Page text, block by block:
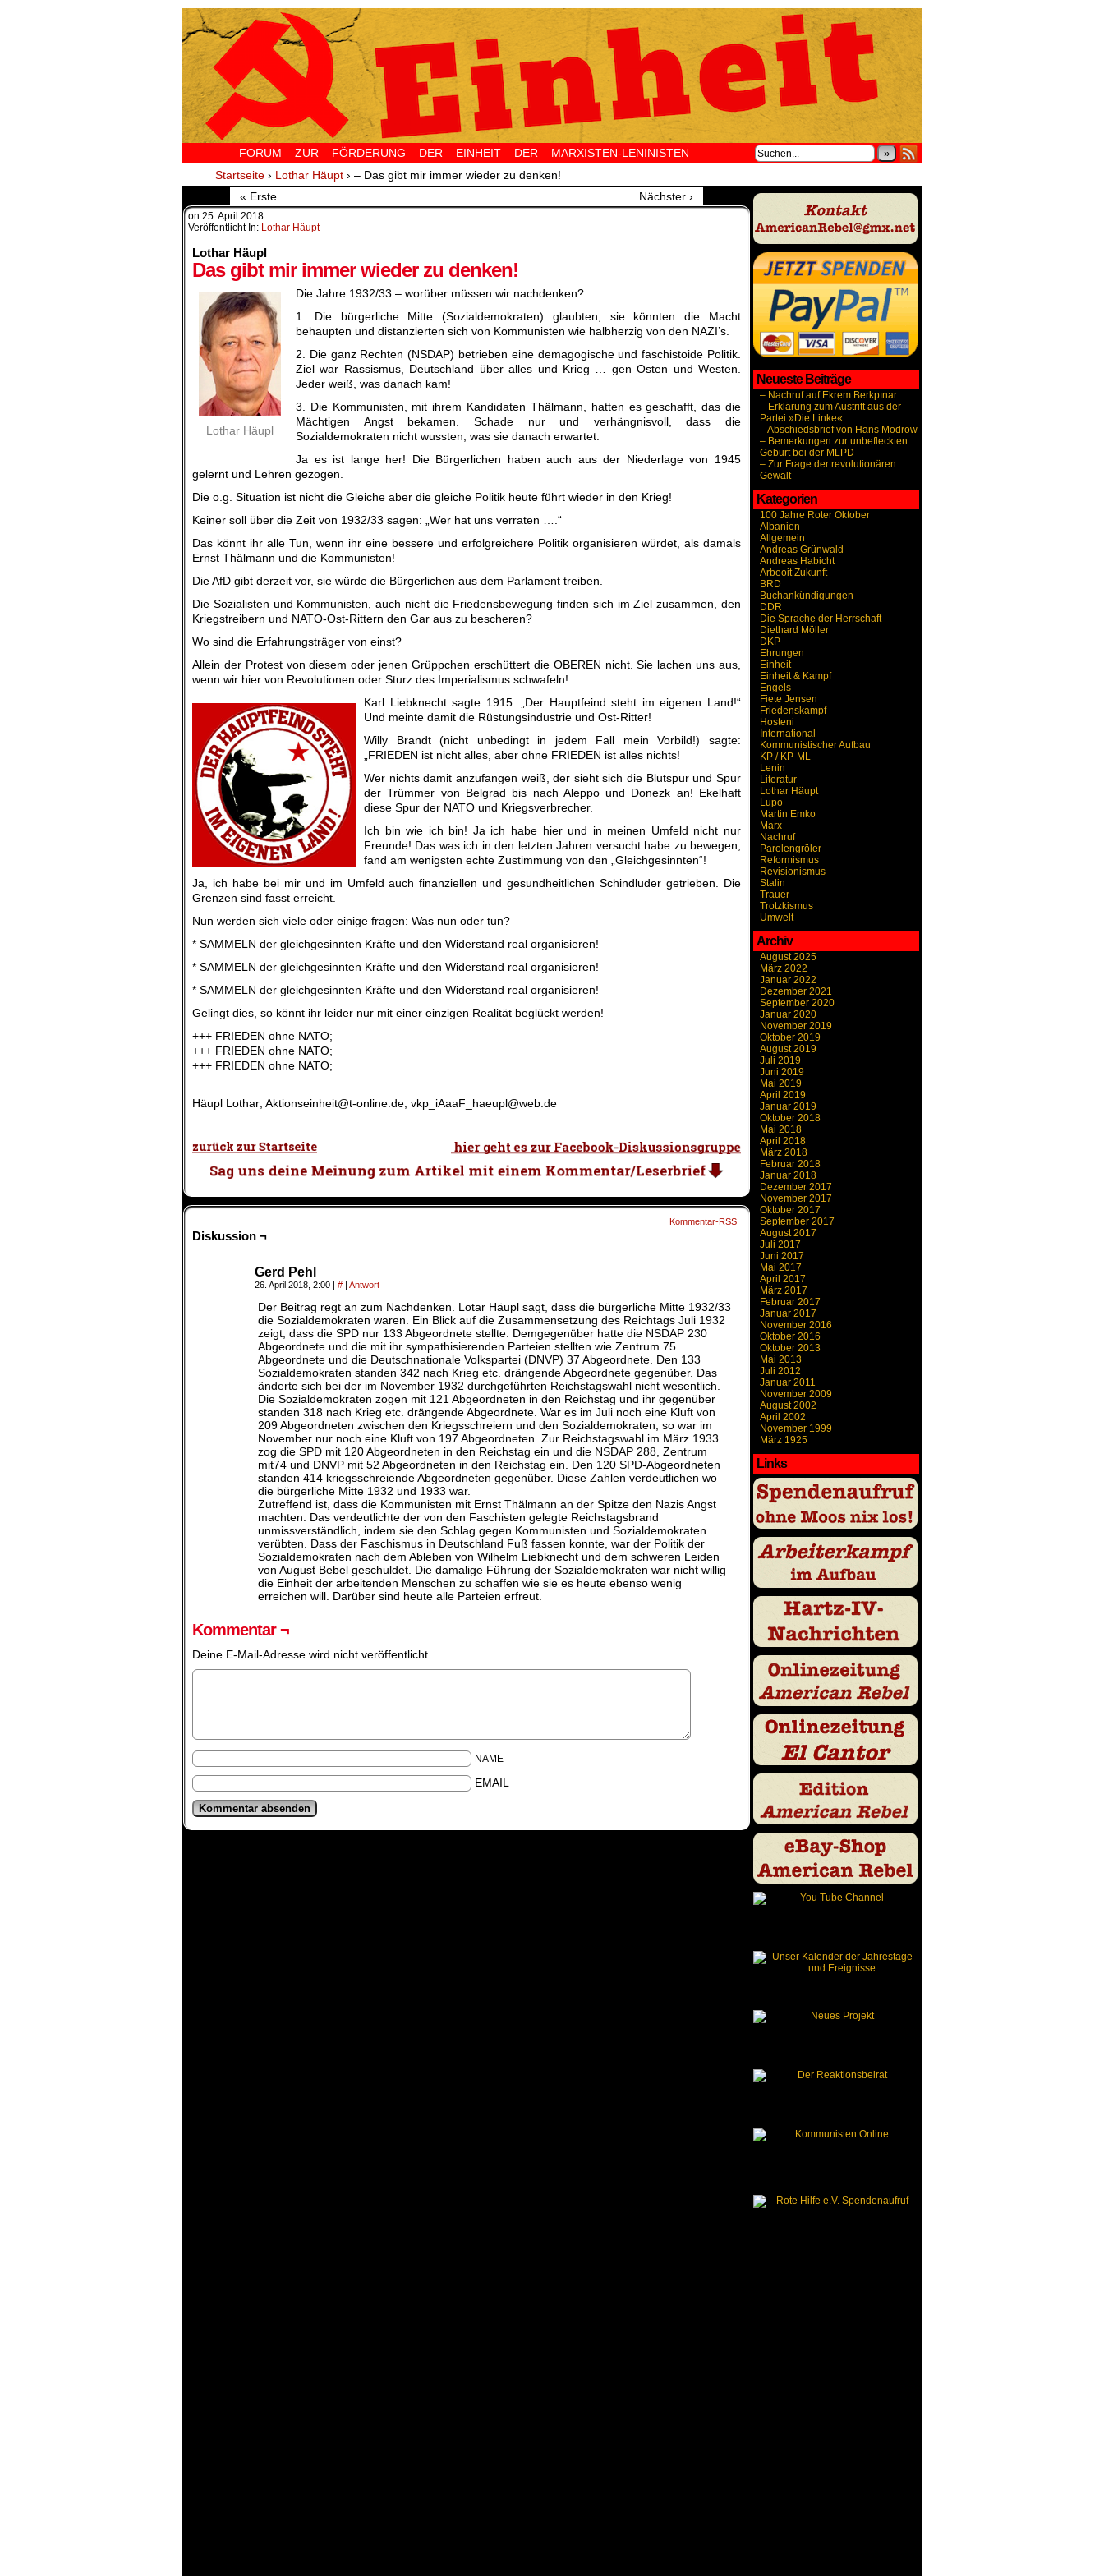
– FORUM ZUR FÖRDERUNG DER EINHEIT DER MARXISTEN-LENINISTEN – »
Startseite › Lothar Häupt › – Das gibt mir immer wieder zu denken!
« Erste
Nächster ›
on 25. April 2018
Veröffentlicht In: Lothar Häupt
Lothar Häupl
Das gibt mir immer wieder zu denken!
Lothar Häupl
Die Jahre 1932/33 – worüber müssen wir nachdenken?
1. Die bürgerliche Mitte (Sozialdemokraten) glaubten, sie könnten die Macht
behaupten und distanzierten sich von Kommunisten wie halbherzig von den NAZI’s.
2. Die ganz Rechten (NSDAP) betrieben eine demagogische und faschistoide Politik.
Ziel war Rassismus, Deutschland über alles und Krieg … gen Osten und Westen.
Jeder weiß, was danach kam!
3. Die Kommunisten, mit ihrem Kandidaten Thälmann, hatten es geschafft, das die
Mächtigen Angst bekamen. Schade nur und verhängnisvoll, dass die
Sozialdemokraten nicht wussten, was sie danach erwartet.
Ja es ist lange her! Die Bürgerlichen haben auch aus der Niederlage von 1945
gelernt und Lehren gezogen.
Die o.g. Situation ist nicht die Gleiche aber die gleiche Politik heute führt wieder in den Krieg!
Keiner soll über die Zeit von 1932/33 sagen: „Wer hat uns verraten ….“
Das könnt ihr alle Tun, wenn ihr eine bessere und erfolgreichere Politik organisieren würdet, als damals
Ernst Thälmann und die Kommunisten!
Die AfD gibt derzeit vor, sie würde die Bürgerlichen aus dem Parlament treiben.
Die Sozialisten und Kommunisten, auch nicht die Friedensbewegung finden sich im Ziel zusammen, den
Kriegstreibern und NATO-Ost-Rittern den Gar aus zu bescheren?
Wo sind die Erfahrungsträger von einst?
Allein der Protest von diesem oder jenen Grüppchen erschüttert die OBEREN nicht. Sie lachen uns aus,
wenn wir hier von Revolutionen oder Sturz des Imperialismus schwafeln!
Karl Liebknecht sagte 1915: „Der Hauptfeind steht im eigenen Land!“
Und meinte damit die Rüstungsindustrie und Ost-Ritter!
Willy Brandt (nicht unbedingt in jedem Fall mein Vorbild!) sagte:
„FRIEDEN ist nicht alles, aber ohne FRIEDEN ist alles nichts!
Wer nichts damit anzufangen weiß, der sieht sich die Blutspur und Spur
der Trümmer von Belgrad bis nach Aleppo und Donezk an! Ekelhaft
diese Spur der NATO und Kriegsverbrecher.
Ich bin wie ich bin! Ja ich habe hier und in meinen Umfeld nicht nur
Freunde! Das was ich in den letzten Jahren versucht habe zu bewegen,
fand am wenigsten echte Zustimmung von den „Gleichgesinnten“!
Ja, ich habe bei mir und im Umfeld auch finanziellen und gesundheitlichen Schindluder getrieben. Die
Grenzen sind fasst erreicht.
Nun werden sich viele oder einige fragen: Was nun oder tun?
* SAMMELN der gleichgesinnten Kräfte und den Widerstand real organisieren!
* SAMMELN der gleichgesinnten Kräfte und den Widerstand real organisieren!
* SAMMELN der gleichgesinnten Kräfte und den Widerstand real organisieren!
Gelingt dies, so könnt ihr leider nur mit einer einzigen Realität beglückt werden!
+++ FRIEDEN ohne NATO;
+++ FRIEDEN ohne NATO;
+++ FRIEDEN ohne NATO;
Häupl Lothar; Aktionseinheit@t-online.de; vkp_iAaaF_haeupl@web.de
Kommentar-RSS
Diskussion ¬
Gerd Pehl
26. April 2018, 2:00 | # | Antwort
Der Beitrag regt an zum Nachdenken. Lotar Häupl sagt, dass die bürgerliche Mitte 1932/33
die Sozialdemokraten waren. Ein Blick auf die Zusammensetzung des Reichtags Juli 1932
zeigt, dass die SPD nur 133 Abgeordnete stellte. Demgegenüber hatte die NSDAP 230
Abgeordnete und die mit ihr sympathisierenden Parteien stellten wie Zentrum 75
Abgeordnete und die Deutschnationale Volkspartei (DNVP) 37 Abgeordnete. Den 133
Sozialdemokraten standen 342 nach Krieg etc. drängende Abgeordnete gegenüber. Das
änderte sich bei der im November 1932 durchgeführten Reichstagswahl nicht wesentlich.
Die Sozialdemokraten zogen mit 121 Abgeordneten in den Reichstag und ihr gegenüber
standen 318 nach Krieg etc. drängende Abgeordnete. War es im Juli noch eine Kluft von
209 Abgeordneten zwischen den Kriegsschreiern und den Sozialdemokraten, so war im
November nur noch eine Kluft von 197 Abgeordneten. Zur Reichstagswahl im März 1933
zog die SPD mit 120 Abgeordneten in den Reichstag ein und die NSDAP 288, Zentrum
mit74 und DNVP mit 52 Abgeordneten in den Reichstag ein. Den 120 SPD-Abgeordneten
standen 414 kriegsschreiende Abgeordneten gegenüber. Diese Zahlen verdeutlichen wo
die bürgerliche Mitte 1932 und 1933 war.
Zutreffend ist, dass die Kommunisten mit Ernst Thälmann an der Spitze den Nazis Angst
machten. Das verdeutlichte der von den Faschisten gelegte Reichstagsbrand
unmissverständlich, indem sie den Schlag gegen Kommunisten und Sozialdemokraten
verübten. Dass der Faschismus in Deutschland Fuß fassen konnte, war der Politik der
Sozialdemokraten nach dem Ableben von Wilhelm Liebknecht und dem schweren Leiden
von August Bebel geschuldet. Die damalige Führung der Sozialdemokraten war nicht willig
die Einheit der arbeitenden Menschen zu schaffen wie sie es heute ebenso wenig
erreichen will. Darüber sind heute alle Parteien erfreut.
Kommentar ¬
Deine E-Mail-Adresse wird nicht veröffentlicht.
NAME
EMAIL
Neueste Beiträge
– Nachruf auf Ekrem Berkpınar
– Erklärung zum Austritt aus der
Partei »Die Linke«
– Abschiedsbrief von Hans Modrow
– Bemerkungen zur unbefleckten
Geburt bei der MLPD
– Zur Frage der revolutionären
Gewalt
Kategorien
100 Jahre Roter Oktober
Albanien
Allgemein
Andreas Grünwald
Andreas Habicht
Arbeoit Zukunft
BRD
Buchankündigungen
DDR
Die Sprache der Herrschaft
Diethard Möller
DKP
Ehrungen
Einheit
Einheit & Kampf
Engels
Fiete Jensen
Friedenskampf
Hosteni
International
Kommunistischer Aufbau
KP / KP-ML
Lenin
Literatur
Lothar Häupt
Lupo
Martin Emko
Marx
Nachruf
Parolengröler
Reformismus
Revisionismus
Stalin
Trauer
Trotzkismus
Umwelt
Archiv
August 2025
März 2022
Januar 2022
Dezember 2021
September 2020
Januar 2020
November 2019
Oktober 2019
August 2019
Juli 2019
Juni 2019
Mai 2019
April 2019
Januar 2019
Oktober 2018
Mai 2018
April 2018
März 2018
Februar 2018
Januar 2018
Dezember 2017
November 2017
Oktober 2017
September 2017
August 2017
Juli 2017
Juni 2017
Mai 2017
April 2017
März 2017
Februar 2017
Januar 2017
November 2016
Oktober 2016
Oktober 2013
Mai 2013
Juli 2012
Januar 2011
November 2009
August 2002
April 2002
November 1999
März 1925
Links